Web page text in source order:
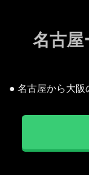
名古屋
● 名古屋から大阪